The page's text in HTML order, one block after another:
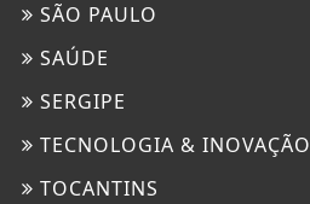
SÃO PAULO
SAÚDE
SERGIPE
TECNOLOGIA & INOVAÇÃO
TOCANTINS